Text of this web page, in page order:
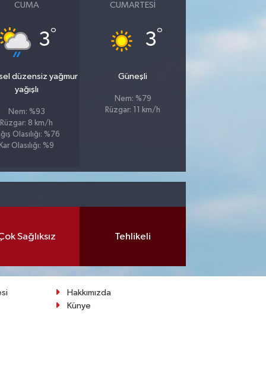
CUMA
3°
düzensiz yağmur
yağışlı
Nem: %93
Rüzgar: 8 km/h
Olasılığı: %76
Kar Olasılığı: %9
CUMARTESI
3°
Güneşli
Nem: %79
Rüzgar: 11 km/h
Sağlıksız Tehlikeli
Hakkımızda
Künye